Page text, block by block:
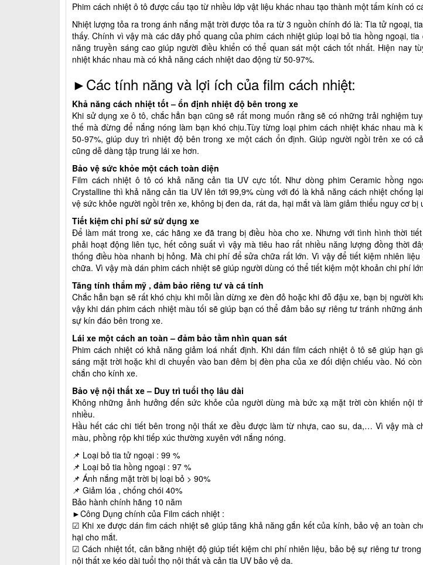
Phim cách nhiệt ô tô được cấu tạo từ nhiều lớp vật liệu khác nhau tạo thành một tấm kính có
Nhiệt lượng tỏa ra trong ánh nắng mặt trời được tỏa ra từ 3 nguồn chính đó là: Tia tử ngoại,
thấy. Chính vì vậy mà các dãy phổ quang của phim cách nhiệt giúp loại bỏ tia hồng ngoại,
năng truyền sáng cao giúp người điều khiển có thể quan sát một cách tốt nhất. Hiện nay
nhiệt khác nhau mà có khả năng cách nhiệt dao động từ 50-97%.
►Các tính năng và lợi ích của film cách nhiệt:
Khả năng cách nhiệt tốt – ổn định nhiệt độ bên trong xe
Khi sử dụng xe ô tô, chắc hẳn bạn cũng sẽ rất mong muốn rằng sẽ có những trải nghiệm
thế mà đừng để nắng nóng làm bạn khó chịu.Tùy từng loại phim cách nhiệt khác nhau mà
50-97%, giúp duy trì nhiệt độ bên trong xe một cách ổn định. Giúp người ngồi trên xe có
cũng dễ dàng tập trung lái xe hơn.
Bảo vệ sức khỏe một cách toàn diện
Film cách nhiệt ô tô có khả năng cản tia UV cực tốt. Như dòng phim Ceramic hồng
Crystalline thì khả năng cản tia UV lên tới 99,9% cùng với đó là khả năng cách nhiệt chống
vệ sức khỏe người ngồi trên xe, không bị đen da, rát da, hại mắt và làm giảm thiểu nguy cơ bị
Tiết kiệm chi phí sử sử dụng xe
Để làm mát trong xe, các hãng xe đã trang bị điều hòa cho xe. Nhưng với tình hình thời
phải hoạt động liên tục, hết công suất vì vậy mà tiêu hao rất nhiều năng lượng đồng thời
thống điều hòa nhanh bị hỏng. Mà chi phí để sửa chữa rất lớn. Vì vậy để tiết kiệm nhiên
chữa. Vì vậy mà dán phim cách nhiệt sẽ giúp người dùng có thể tiết kiệm một khoản chi phí
Tăng tính thẩm mỹ , đảm bảo riêng tư và cá tính
Chắc hẳn bạn sẽ rất khó chịu khi mỗi lần dừng xe đèn đỏ hoặc khi đỗ đậu xe, bạn bị người
vậy khi dán phim cách nhiệt màu tối sẽ giúp bạn có thể đảm bảo sự riêng tư tránh những
sự kín đáo bên trong xe.
Lái xe một cách an toàn – đảm bảo tầm nhìn quan sát
Phim cách nhiệt có khả năng giảm loá nhất định. Khi dán film cách nhiệt ô tô sẽ giúp hạn
sáng mặt trời hoặc khi di chuyển vào ban đêm bị đèn pha của xe đối diện chiếu vào. Nó
chắn cho kính xe.
Bảo vệ nội thất xe – Duy trì tuổi thọ lâu dài
Không những ảnh hưởng đến sức khỏe của người dùng mà bức xạ mặt trời còn khiến nội
nhiều.
Hầu hết các chi tiết bên trong nội thất xe đều được làm từ nhựa, cao su, da,… Vì vậy mà
màu, phồng rộp khi tiếp xúc thường xuyên với nắng nóng.
📌 Loại bỏ tia tử ngoại : 99 %
📌 Loại bỏ tia hồng ngoại : 97 %
📌 Ánh nắng mặt trời bị loại bỏ > 90%
📌 Giảm lóa , chống chói 40%
Bảo hành chính hãng 10 năm
►Công Dụng chính của Film cách nhiệt :
☑ Khi xe được dán fim cách nhiệt sẽ giúp tăng khả năng gắn kết của kính, bảo vệ an toàn
hại cho mắt.
☑ Cách nhiệt tốt, cân bằng nhiệt độ giúp tiết kiệm chi phí nhiên liệu, bảo bệ sự riêng tư
nội thất xe kéo dài tuổi thọ nội thất và cản tia UV bảo vệ da.